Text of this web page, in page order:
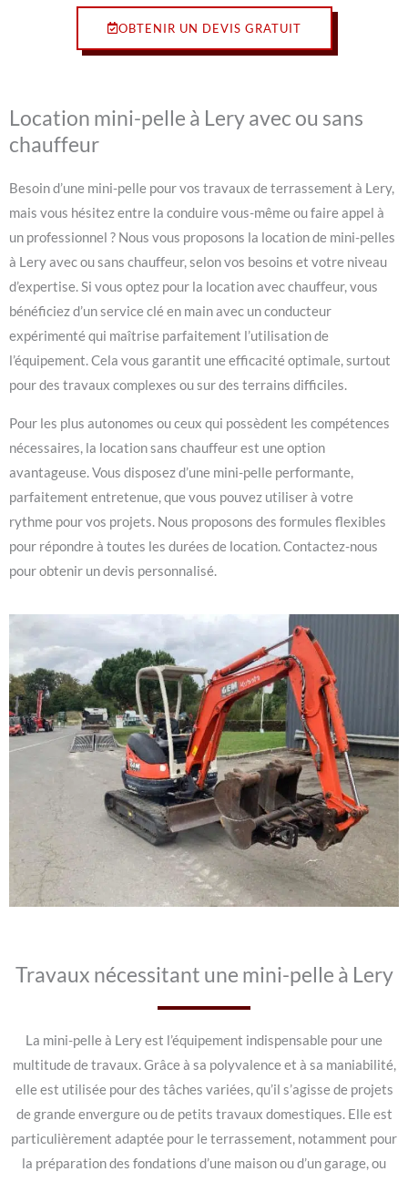
OBTENIR UN DEVIS GRATUIT
Location mini-pelle à Lery avec ou sans
chauffeur
Besoin d’une mini-pelle pour vos travaux de terrassement à Lery,
mais vous hésitez entre la conduire vous-même ou faire appel à
un professionnel ? Nous vous proposons la location de mini-pelles
à Lery avec ou sans chauffeur, selon vos besoins et votre niveau
d’expertise. Si vous optez pour la location avec chauffeur, vous
bénéficiez d’un service clé en main avec un conducteur
expérimenté qui maîtrise parfaitement l’utilisation de
l’équipement. Cela vous garantit une efficacité optimale, surtout
pour des travaux complexes ou sur des terrains difficiles.
Pour les plus autonomes ou ceux qui possèdent les compétences
nécessaires, la location sans chauffeur est une option
avantageuse. Vous disposez d’une mini-pelle performante,
parfaitement entretenue, que vous pouvez utiliser à votre
rythme pour vos projets. Nous proposons des formules flexibles
pour répondre à toutes les durées de location. Contactez-nous
pour obtenir un devis personnalisé.
Travaux nécessitant une mini-pelle à Lery
La mini-pelle à Lery est l’équipement indispensable pour une
multitude de travaux. Grâce à sa polyvalence et à sa maniabilité,
elle est utilisée pour des tâches variées, qu’il s’agisse de projets
de grande envergure ou de petits travaux domestiques. Elle est
particulièrement adaptée pour le terrassement, notamment pour
la préparation des fondations d’une maison ou d’un garage, ou